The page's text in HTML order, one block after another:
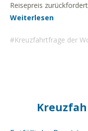
Reisepreis
Weiterlesen
Kreuzfahrtfrage der